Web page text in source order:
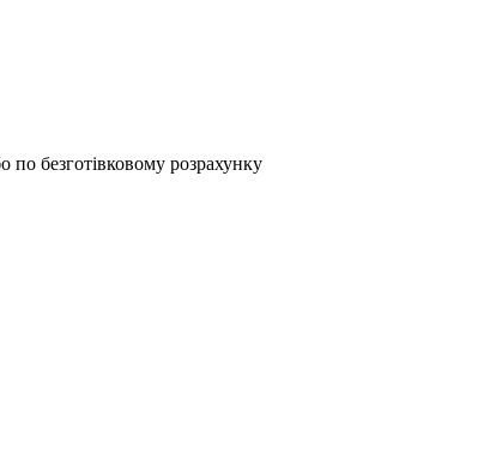
по безготівковому розрахунку